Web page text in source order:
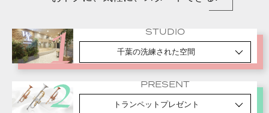
STUDIO
千葉の洗練された空間
PRESENT
トランペットプレゼント